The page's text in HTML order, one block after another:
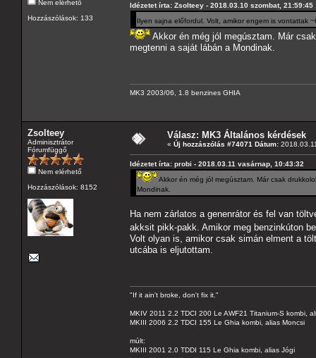
Nem elérhető
Hozzászólások: 133
Idézetet írta: Zsolteey - 2018.03.10 szombat, 21:59:45
Ilyen sajna előfordul. Volt, amikor engem is
Akkor én még jól megúsztam. Már
megtenni a saját lábán a Mondinak.
MK3 2003/06, 1.8 benzines GHIA
Zsolteey
Adminisztrátor
Fórumfüggő
Nem elérhető
Hozzászólások: 8152
Válasz: MK3 Általános kérdések
« Új hozzászólás #74071 Dátum:
Idézetet írta: probi - 2018.03.11 vasárnap, 10:43:32
Akkor én még jól megúsztam. Már csak
Mondinak.
Ha nem zárlatos a genenrátor és fel van
akksit pikk-pakk. Amikor meg benzinkúton
Volt olyan is, amikor csak simán elment a
utcába is eljutottam.
"If it ain't broke, don't fix it."
MKIV 2011 2.2 TDCI 200 Le AWF21 Titanium-S kombi,
MKIII 2006 2.2 TDCI 155 Le Ghia kombi, alias Moncsi
múlt:
MKIII 2001 2.0 TDDI 115 Le Ghia kombi, alias Jógi